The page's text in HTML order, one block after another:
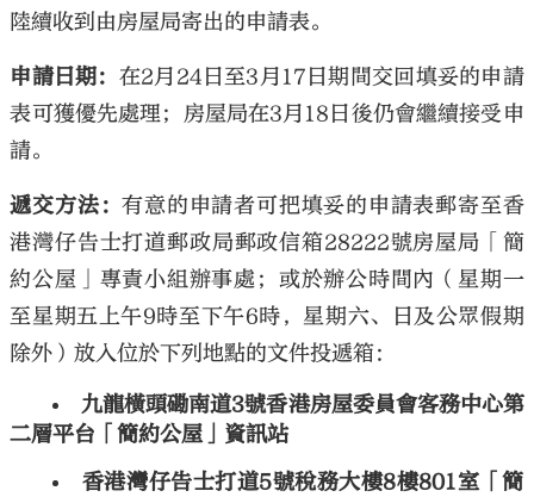
陸續收到由房屋局寄出的申請表。
申請日期： 在2月24日至3月17日期間交回填妥的申請
表可獲優先處理；房屋局在3月18日後仍會繼續接受申
請。
遞交方法：有意的申請者可把填妥的申請表郵寄至香
港灣仔告士打道郵政局郵政信箱28222號房屋局「簡
約公屋」專責小組辦事處；或於辦公時間內（星期一
至星期五上午9時至下午6時，星期六、日及公眾假期
除外）放入位於下列地點的文件投遞箱：
九龍橫頭磡南道3號香港房屋委員會客務中心第
二層平台「簡約公屋」資訊站
香港灣仔告士打道5號稅務大樓8樓801室「簡